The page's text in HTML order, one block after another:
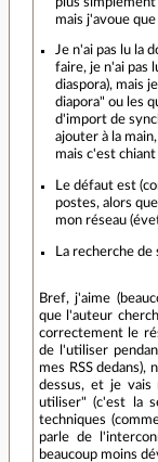
mais j'avoue
Je n'ai pas lu la
faire, je n'ai pas
diaspora), mais
diapora" ou les
d'import de
ajouter à la
mais c'est
Le défaut est
postes, alors
mon réseau
La recherche
Bref, j'aime
que l'auteur
correctement le
de l'utiliser
mes RSS
dessus, et je vais
utiliser" (c'est la
techniques
parle de
beaucoup moins